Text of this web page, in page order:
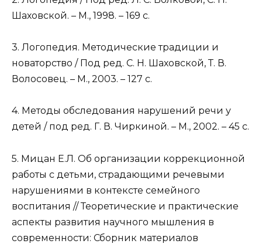
Шаховской. – М., 1998. – 169 с.
3. Логопедия. Методические традиции и
новаторство / Под ред. С. Н. Шаховской, Т. В.
Волосовец. – М., 2003. – 127 с.
4. Методы обследования нарушений речи у
детей / под ред. Г. В. Чиркиной. – М., 2002. – 45 с.
5. Мицан Е.Л. Об организации коррекционной
работы с детьми, страдающими речевыми
нарушениями в контексте семейного
воспитания // Теоретические и практические
аспекты развития научного мышления в
современности: Сборник материалов